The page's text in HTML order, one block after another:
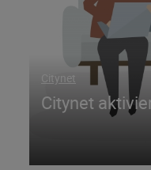
Citynet
Citynet